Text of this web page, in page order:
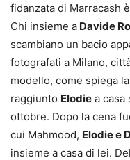
fidanzata di Marracash
Chi insieme a Davide
scambiano un bacio
fotografati a Milano,
modello, come spiega
raggiunto Elodie a casa
ottobre. Dopo la cena
cui Mahmood, Elodie e
insieme a casa di lei.